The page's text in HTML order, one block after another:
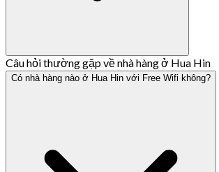
Câu hỏi thường gặp về nhà hàng ở Hua Hin
Có nhà hàng nào ở Hua Hin với Free Wifi không?